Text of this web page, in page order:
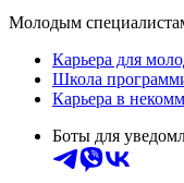
Молодым
Карьера для
Школа
Карьера в
Боты для